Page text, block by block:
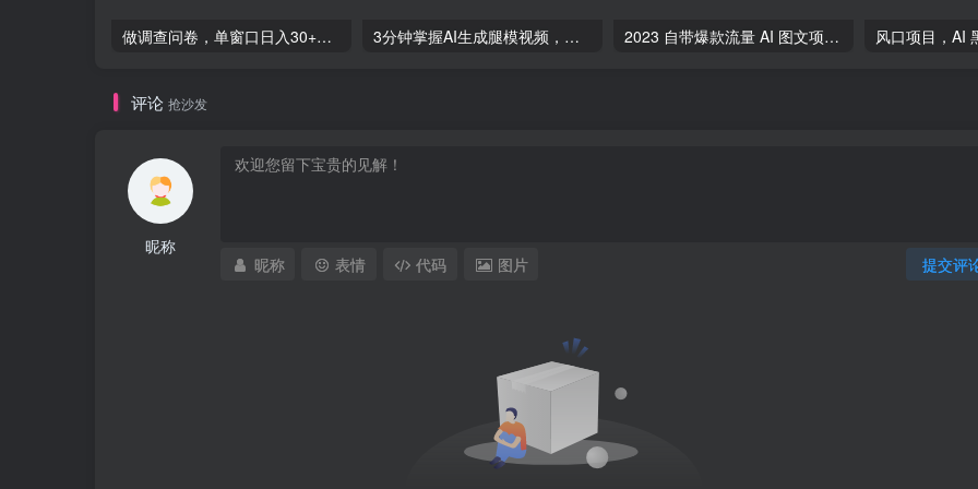
做调查问卷，单窗口日入30+，可批量操作，宝妈也能月入过万-品小先项目发源地 3分钟掌握AI生成腿模视频，开启0成本涨粉变现，一件代发到手软-品小先项目发源地 2023 自带爆款流量 AI 图文项目，轻松过原创，多种变现方式，日入 1000+-品小先项目发源地
评论 抢沙发
昵称
提交评
昵称 表情 代码 图片